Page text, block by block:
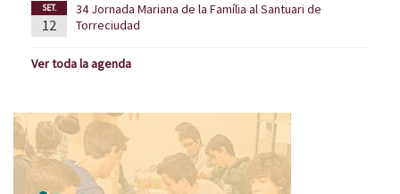
SET.
12
34 Jornada Mariana de la Família al Santuari de
Torreciudad
Ver toda la agenda